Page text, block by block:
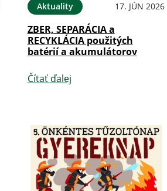
Aktuality 17. JÚN 2026
ZBER, SEPARÁCIA a
RECYKLÁCIA použitých
batérií a akumulátorov
Čítať ďalej